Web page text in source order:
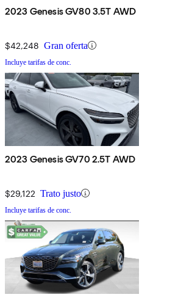
2023 Genesis GV80 3.5T AWD
$42,248 Gran oferta
Incluye tarifas de conc.
2023 Genesis GV70 2.5T AWD
$29,122 Trato justo
Incluye tarifas de conc.